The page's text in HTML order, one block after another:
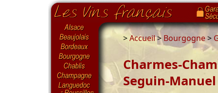
>Accueil>Bourgogne>
Charmes-
Seguin-Manuel